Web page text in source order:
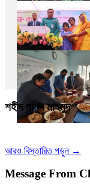
শহীদ মামুন মাহমুদ
আরও বিস্তারিত পড়ুন →
Message From